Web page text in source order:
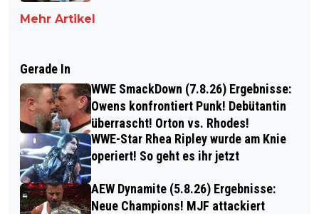
Mehr Artikel
Gerade In
WWE SmackDown (7.8.26) Ergebnisse:
Owens konfrontiert Punk! Debütantin
überrascht! Orton vs. Rhodes!
WWE-Star Rhea Ripley wurde am Knie
operiert! So geht es ihr jetzt
AEW Dynamite (5.8.26) Ergebnisse:
Neue Champions! MJF attackiert